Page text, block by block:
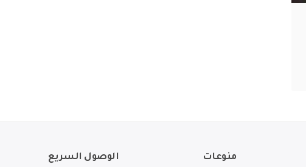
منوعات الوصول السريع